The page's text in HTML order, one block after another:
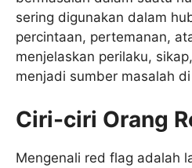
sering digunakan dalam
percintaan, pertemanan,
menjelaskan perilaku,
menjadi sumber masalah
Ciri-ciri Orang
Mengenali red flag adalah